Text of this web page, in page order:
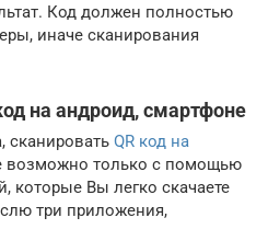
Код должен полностью
иначе сканирования
на андроид, смартфоне
сканировать QR код на
возможно только с помощью
которые Вы легко скачаете
три приложения,